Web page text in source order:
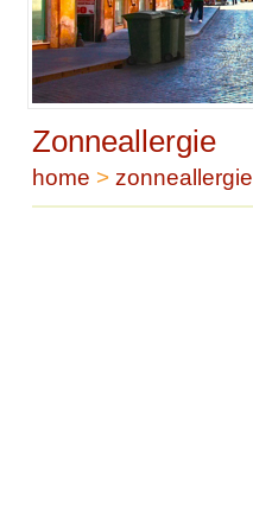
Zonneallergie
home > zonneallergie